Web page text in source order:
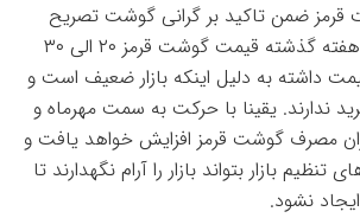
ضمن تاکید بر گرانی گوشت تصریح
کرد: طی یک الی دو هفته گذشته قیمت گوشت قرمز ۲۰ الی ۳۰
داشته به دلیل اینکه بازار ضعیف‌ است و
ندارند. یقینا با حرکت به سمت مهرماه و
مصرف گوشت قرمز افزایش خواهد یافت و
بازار بتواند بازار را آرام نگهدارند تا
نشود.